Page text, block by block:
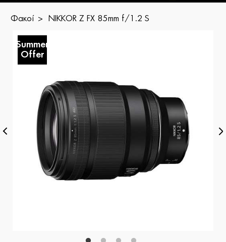
Φακοί NIKKOR Z FX 85mm f/1.2 S
Summer
Offer